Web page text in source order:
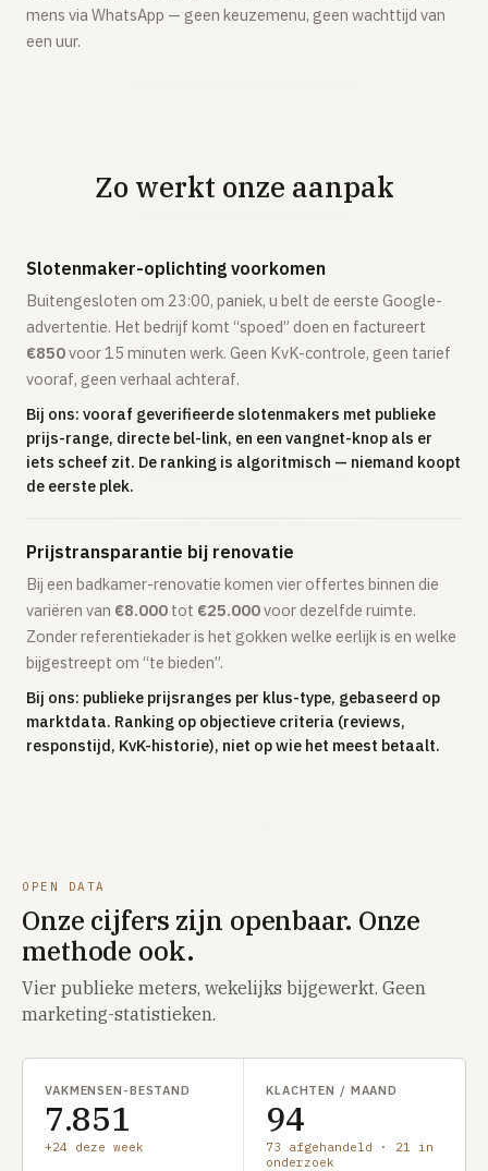
mens via WhatsApp — geen keuzemenu, geen wachttijd van
een uur.
Zo werkt onze aanpak
Slotenmaker-oplichting voorkomen
Buitengesloten om 23:00, paniek, u belt de eerste Google-
advertentie. Het bedrijf komt “spoed” doen en factureert
€850voor 15 minuten werk. Geen KvK-controle, geen tarief
vooraf, geen verhaal achteraf.
Bij ons: vooraf geverifieerde slotenmakers met publieke
prijs-range, directe bel-link, en een vangnet-knop als er
iets scheef zit. De ranking is algoritmisch — niemand koopt
de eerste plek.
Prijstransparantie bij renovatie
Bij een badkamer-renovatie komen vier offertes binnen die
variëren van €8.000 tot €25.000voor dezelfde ruimte.
Zonder referentiekader is het gokken welke eerlijk is en welke
bijgestreept om “te bieden”.
Bij ons: publieke prijsranges per klus-type, gebaseerd op
marktdata. Ranking op objectieve criteria (reviews,
responstijd, KvK-historie), niet op wie het meest betaalt.
OPEN DATA
Onze cijfers zijn openbaar. Onze
methode ook.
Vier publieke meters, wekelijks bijgewerkt. Geen
marketing-statistieken.
VAKMENSEN-BESTAND
7.851
+24 deze week
KLACHTEN / MAAND
94
73 afgehandeld · 21 in
onderzoek